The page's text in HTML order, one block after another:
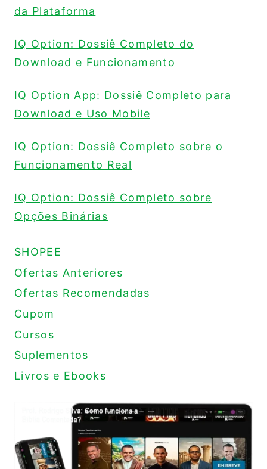
da Plataforma
IQ Option: Dossiê Completo do
Download e Funcionamento
IQ Option App: Dossiê Completo para
Download e Uso Mobile
IQ Option: Dossiê Completo sobre o
Funcionamento Real
IQ Option: Dossiê Completo sobre
Opções Binárias
SHOPEE
Ofertas Anteriores
Ofertas Recomendadas
Cupom
Cursos
Suplementos
Livros e Ebooks